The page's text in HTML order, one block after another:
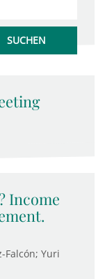
Income
Falcón; Yuri